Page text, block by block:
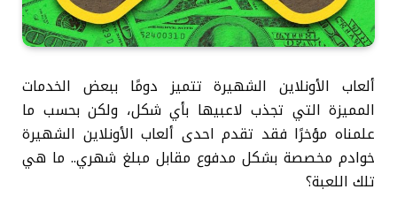
ألعاب الأونلاين الشهيرة تتميز دومًا ببعض الخدمات
المميزة التي تجذب لاعبيها بأي شكل، ولكن بحسب ما
علمناه مؤخرًا فقد تقدم احدى ألعاب الأونلاين الشهيرة
خوادم مخصصة بشكل مدفوع مقابل مبلغ شهري.. ما هي
تلك اللعبة؟